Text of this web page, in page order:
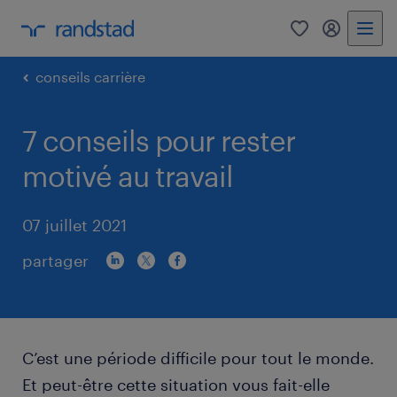
0 my
conseils carrière
7 conseils pour rester
motivé au travail
07 juillet 2021
partager
C’est une période difficile pour tout le monde.
Et peut-être cette situation vous fait-elle